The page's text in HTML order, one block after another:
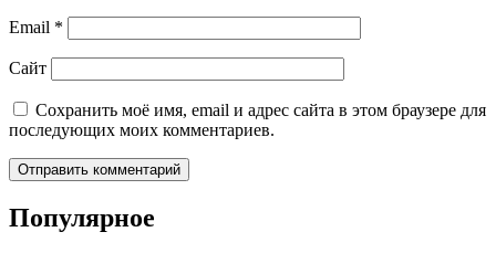
Email *
Сайт
Сохранить моё имя, email и адрес сайта в этом браузере для
последующих моих комментариев.
Популярное